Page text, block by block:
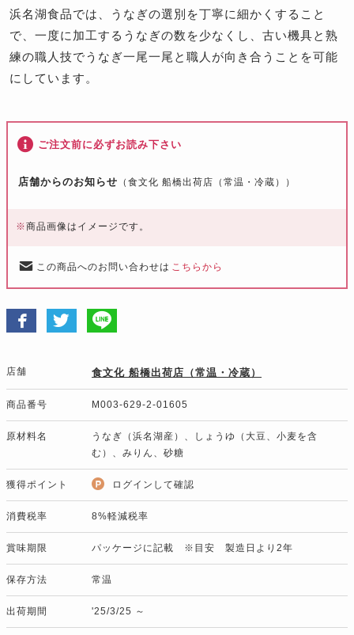
浜名湖食品では、うなぎの選別を丁寧に細かくすること
で、一度に加工するうなぎの数を少なくし、古い機具と熟
練の職人技でうなぎ一尾一尾と職人が向き合うことを可能
にしています。
ご注文前に必ずお読み下さい
店舗からのお知らせ （食文化 船橋出荷店（常温・冷蔵））
※商品画像はイメージです。
この商品へのお問い合わせは こちらから
店舗 食文化 船橋出荷店（常温・冷蔵）
商品番号 M003-629-2-01605
原材料名
うなぎ（浜名湖産）、しょうゆ（大豆、小麦を含
む）、みりん、砂糖
獲得ポイント ログインして確認
消費税率 8%軽減税率
賞味期限 パッケージに記載 ※目安 製造日より2年
保存方法 常温
出荷期間 '25/3/25 ～